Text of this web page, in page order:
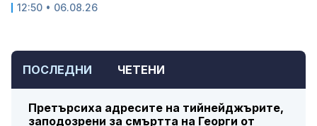
ПОСЛЕДНИ ЧЕТЕНИ
Претърсиха адресите на тийнейджърите,
заподозрени за смъртта на Георги от
12:50 • 06.08.26